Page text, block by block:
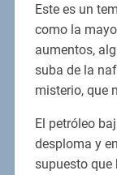
Este es un
como la
aumentos,
suba de la
misterio, que
El petróleo
desploma y
supuesto que